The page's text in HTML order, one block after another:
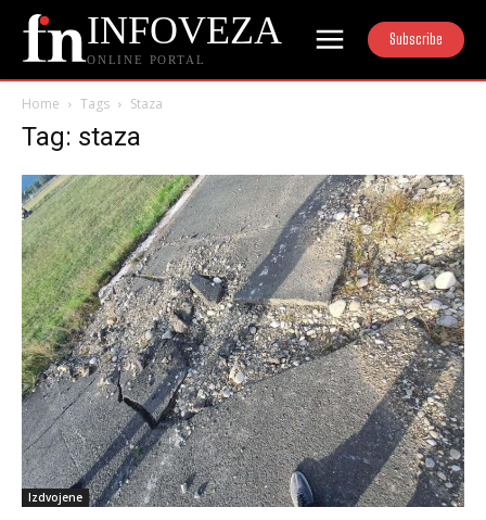
INFOVEZA
ONLINE PORTAL
Subscribe
Home Tags Staza
Tag: staza
Izdvojene